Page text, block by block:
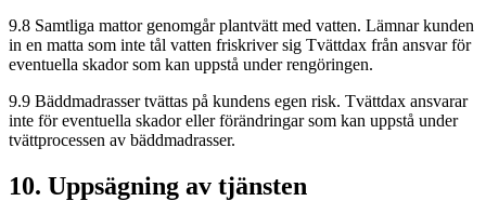
9.8 Samtliga mattor genomgår plantvätt med vatten. Lämnar kunden
in en matta som inte tål vatten friskriver sig Tvättdax från ansvar för
eventuella skador som kan uppstå under rengöringen.
9.9 Bäddmadrasser tvättas på kundens egen risk. Tvättdax ansvarar
inte för eventuella skador eller förändringar som kan uppstå under
tvättprocessen av bäddmadrasser.
10. Uppsägning av tjänsten